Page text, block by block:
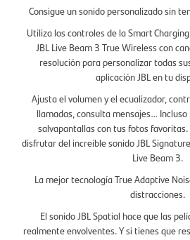
Consigue un sonido personalizado sin
Utiliza los controles de la Smart
JBL Live Beam 3 True Wireless con
resolución para personalizar todas
aplicación JBL en tu
Ajusta el volumen y el ecualizador,
llamadas, consulta mensajes…
salvapantallas con tus fotos favoritas.
disfrutar del increíble sonido JBL
Live Beam 3.
La mejor tecnología True Adaptive
distracciones.
El sonido JBL Spatial hace que las
realmente envolventes. Y si tienes que